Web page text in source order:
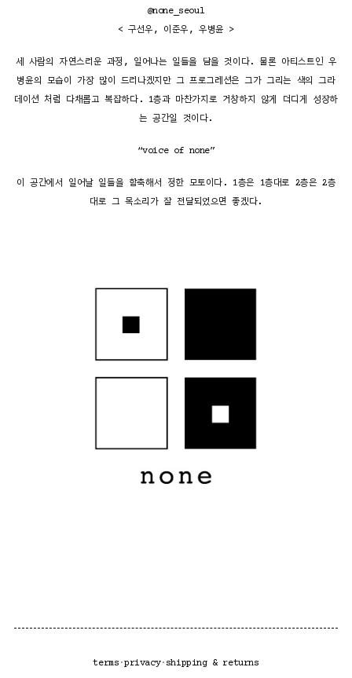
@none_seoul
< 구선우, 이준우, 우병윤 >
세 사람의 자연스러운 과정, 일어나는 일들을 담을 것이다. 물론 아티스트인 우
병윤의 모습이 가장 많이 드러나겠지만 그 프로그레션은 그가 그리는 색의 그라
데이션 처럼 다채롭고 복잡하다. 1층과 마찬가지로 거창하지 않게 더디게 성장하
는 공간일 것이다.
“voice of none”
이 공간에서 일어날 일들을 함축해서 정한 모토이다. 1층은 1층대로 2층은 2층
대로 그 목소리가 잘 전달되었으면 좋겠다.
terms ·privacy· shipping & returns